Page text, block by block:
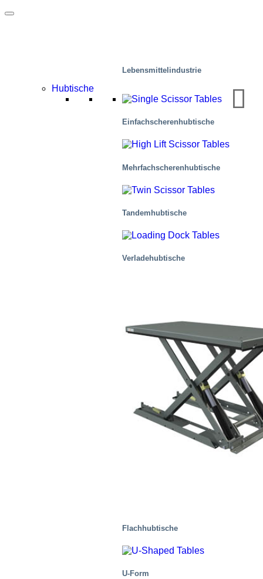
Lebensmittelindustrie
Gesundheitsbranche
Hubtische
Einfachscherenhubtische
Mehr­fachscher­en­hub­tische
Tandemhubtische
Verladehubtische
Flachhubtische
U-Form